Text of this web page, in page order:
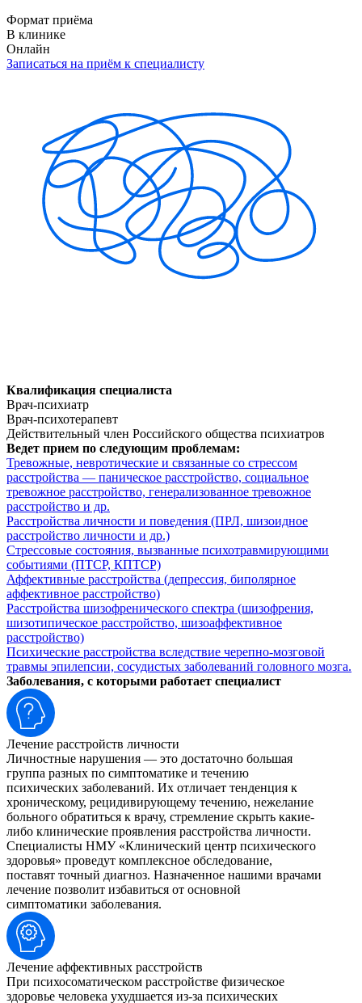
Формат приёма
В клинике
Онлайн
Записаться на приём к специалисту
Квалификация специалиста
Врач-психиатр
Врач-психотерапевт
Действительный член Российского общества психиатров
Ведет прием по следующим проблемам:
Тревожные, невротические и связанные со стрессом
расстройства — паническое расстройство, социальное
тревожное расстройство, генерализованное тревожное
расстройство и др.
Расстройства личности и поведения (ПРЛ, шизоидное
расстройство личности и др.)
Стрессовые состояния, вызванные психотравмирующими
событиями (ПТСР, КПТСР)
Аффективные расстройства (депрессия, биполярное
аффективное расстройство)
Расстройства шизофренического спектра (шизофрения,
шизотипическое расстройство, шизоаффективное
расстройство)
Психические расстройства вследствие черепно-мозговой
травмы эпилепсии, сосудистых заболеваний головного мозга.
Заболевания, с которыми работает специалист
Лечение расстройств личности
Личностные нарушения — это достаточно большая
группа разных по симптоматике и течению
психических заболеваний. Их отличает тенденция к
хроническому, рецидивирующему течению, нежелание
больного обратиться к врачу, стремление скрыть какие-
либо клинические проявления расстройства личности.
Специалисты НМУ «Клинический центр психического
здоровья» проведут комплексное обследование,
поставят точный диагноз. Назначенное нашими врачами
лечение позволит избавиться от основной
симптоматики заболевания.
Лечение аффективных расстройств
При психосоматическом расстройстве физическое
здоровье человека ухудшается из-за психических